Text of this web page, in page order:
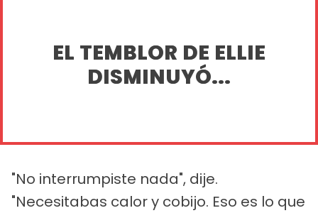
EL TEMBLOR DE ELLIE
DISMINUYÓ...
"No interrumpiste nada", dije.
"Necesitabas calor y cobijo. Eso es lo que